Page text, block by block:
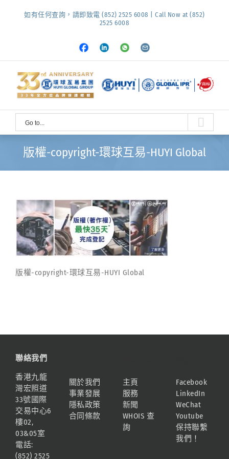
如有任何查詢，請即致電 (852) 2525 6008 | Call Now at (852)
2525 6008
Facebook
LinkedInWhatsapp
Email
Go to...
版權-copyright-環球互易-HUYI Global
版權-copyright-環球互易-HUYI Global
聯絡我們
香港九龍
灣宏照道
33號國際
交易中心6
樓02,
03&05室
電話:
(852) 2525
關於我們
事業發展
隱私政策
合同條款
主頁
服務
新聞
WHOIS 查
詢
Facebook
LinkedIn
WeChat
Youtube
保持聯繫
我們！